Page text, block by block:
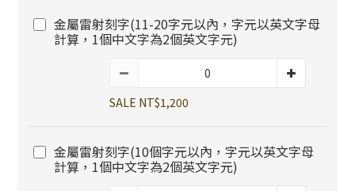
金屬雷射刻字(11-20字元以內，字元以英文字母
計算，1個中文字為2個英文字元)
SALE NT$1,200
金屬雷射刻字(10個字元以內，字元以英文字母
計算，1個中文字為2個英文字元)